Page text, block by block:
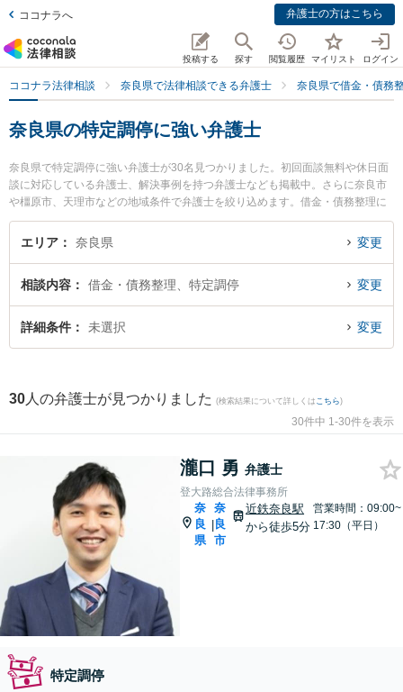
ココナラへ 弁護士の方はこちら
投稿する 探す 閲覧履歴 マイリスト ログイン
ココナラ法律相談 奈良県で法律相談できる弁護士 奈良県で借金・債務
奈良県の特定調停に強い弁護士
奈良県で特定調停に強い弁護士が30名見つかりました。初回面談無料や休日面
談に対応している弁護士、解決事例を持つ弁護士なども掲載中。さらに奈良市
や橿原市、天理市などの地域条件で弁護士を絞り込めます。借金・債務整理に
関係する消費者金融の債務整理やクレジット会社の債務整理、リボ払いの債務
整理等の細かな分野での絞り込み検索もでき便利です。特に登大路総合法律事
ます。『奈良県で土日や夜間に発生した特定調停のトラブルを今すぐに弁護士
に相談したい』『特定調停のトラブル解決の実績豊富な近くの弁護士を検索し
たい』『初回相談無料で特定調停を法律相談できる奈良県内の弁護士に相談予
エリア 奈良県 変更
相談内容 借金・債務整理、特定調停 変更
詳細条件 未選択 変更
30 人の弁護士が見つかりました (検索結果について詳しくは こちら)
30件中 1-30件を表示
瀧口 勇 弁護士
登大路総合法律事務所
奈
良
県
|
奈
良
市
近鉄奈良駅
から徒歩5分
営業時間：09:00~
17:30（平日）
特定調停